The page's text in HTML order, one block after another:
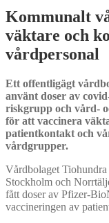
Kommunalt
väktare och
vårdpersonal
Ett offentligägt
använt doser av
riskgrupp och vård-
för att vaccinera
patientkontakt och
vårdgrupper.
Vårdbolaget
Stockholm och
fått doser av Pfizer-
vaccineringen av